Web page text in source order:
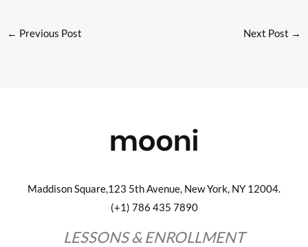
← Previous Post Next Post →
Maddison Square,123 5th Avenue, New York, NY 12004.
(+1) 786 435 7890
LESSONS & ENROLLMENT